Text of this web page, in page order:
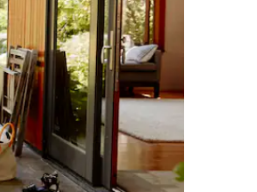
kao i dodirom ili prelaskom prstom po